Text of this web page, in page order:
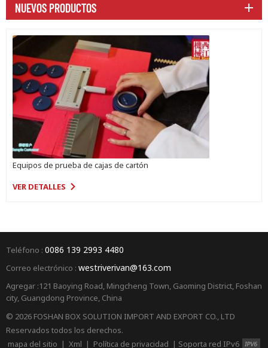
NUEVOS PRODUCTOS
Equipos de prueba de cajas de cartón
VER DETALLES
Teléfono : 0086 139 2993 4480
Correo electrónico : westriverivan@163.com
Agregar :121 Baoying Road, Mingcheng Town, Gaoming District, Foshan
city, Guangdong Province, China
© 2026 FOSHAN BOX SOLUTION IMPORT AND EXPORT CO., LTD
Reservados todos los derechos.
mapa del sitio | Xml | Política de privacidad | Soporta red IPv6